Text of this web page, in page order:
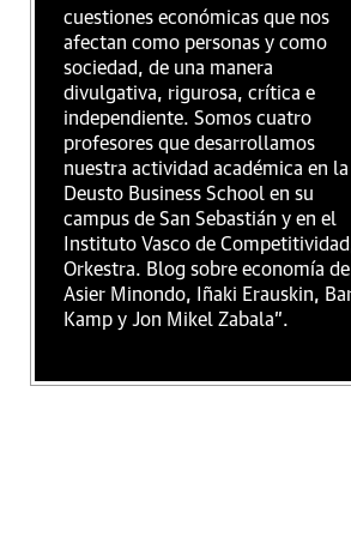
cuestiones económicas que nos
afectan como personas y como
sociedad, de una manera
divulgativa, rigurosa, crítica e
independiente. Somos cuatro
profesores que desarrollamos
nuestra actividad académica en la
Deusto Business School en su
campus de San Sebastián y en el
Instituto Vasco de
Orkestra. Blog sobre economía de
Asier Minondo, Iñaki Erauskin,
Kamp y Jon Mikel Zabala".